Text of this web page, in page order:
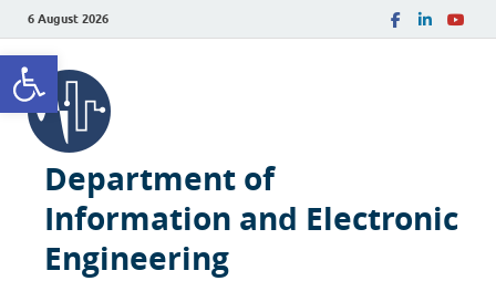
Open toolbar
6 August 2026
Department of
Information and Electronic
Engineering